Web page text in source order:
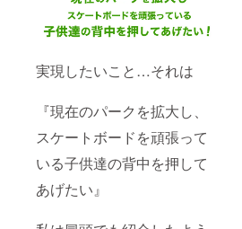
実現したいこと…それは
『現在のパークを拡大し、
スケートボードを頑張って
いる子供達の背中を押して
あげたい』